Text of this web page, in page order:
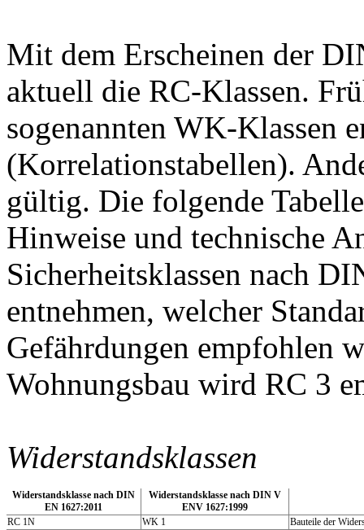
Mit dem Erscheinen der
aktuell die RC-Klassen.
sogenannten WK-Klassen
(Korrelationstabellen).
gültig. Die folgende
Hinweise und technische
Sicherheitsklassen nach
entnehmen, welcher
Gefährdungen empfohlen
Wohnungsbau wird RC 3
Widerstandsklassen
Widerstandsklasse nach DIN
EN 1627:2011
Widerstandsklasse nach DIN V
ENV 1627:1999
RC 1N
WK 1
Bauteile der